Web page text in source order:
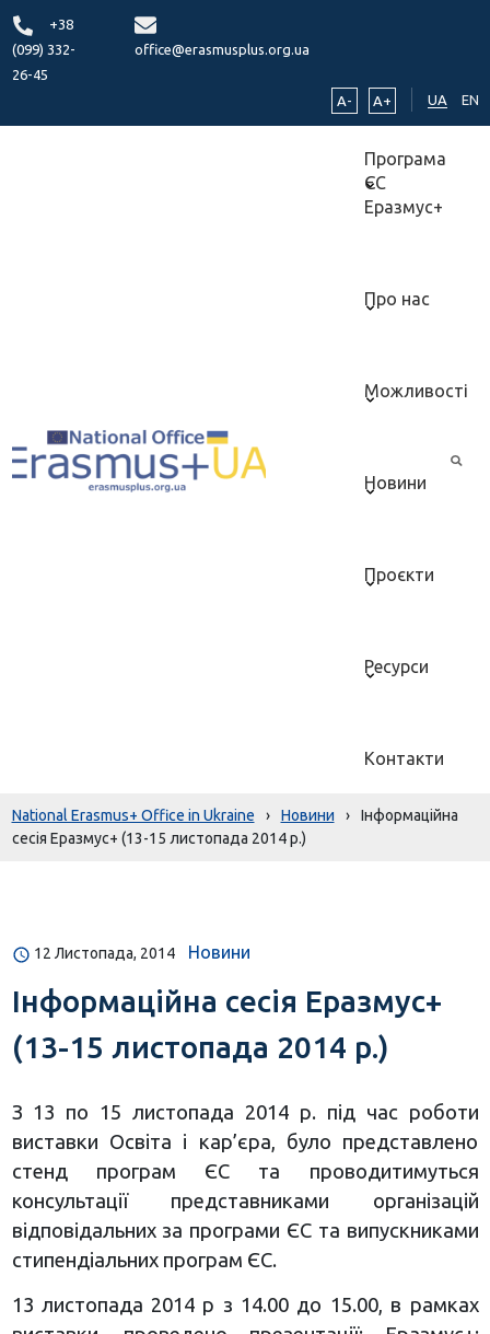
+38
(099) 332-
26-45
office@erasmusplus.org.ua
A- A+ UA EN
Програма
ЄС
Еразмус+
Про нас
Можливості
Новини
Проєкти
Ресурси
Контакти
National Erasmus+ Office in Ukraine › Новини ›
Інформаційна
сесія Еразмус+ (13-15 листопада 2014 р.)
12 Листопада, 2014 Новини
Інформаційна сесія Еразмус+
(13-15 листопада 2014 р.)
З 13 по 15 листопада 2014 р. під час роботи
виставки Освіта і кар’єра, було представлено
стенд програм ЄС та проводитимуться
консультації представниками організацій
відповідальних за програми ЄС та випускниками
стипендіальних програм ЄС.
13 листопада 2014 р з 14.00 до 15.00, в рамках